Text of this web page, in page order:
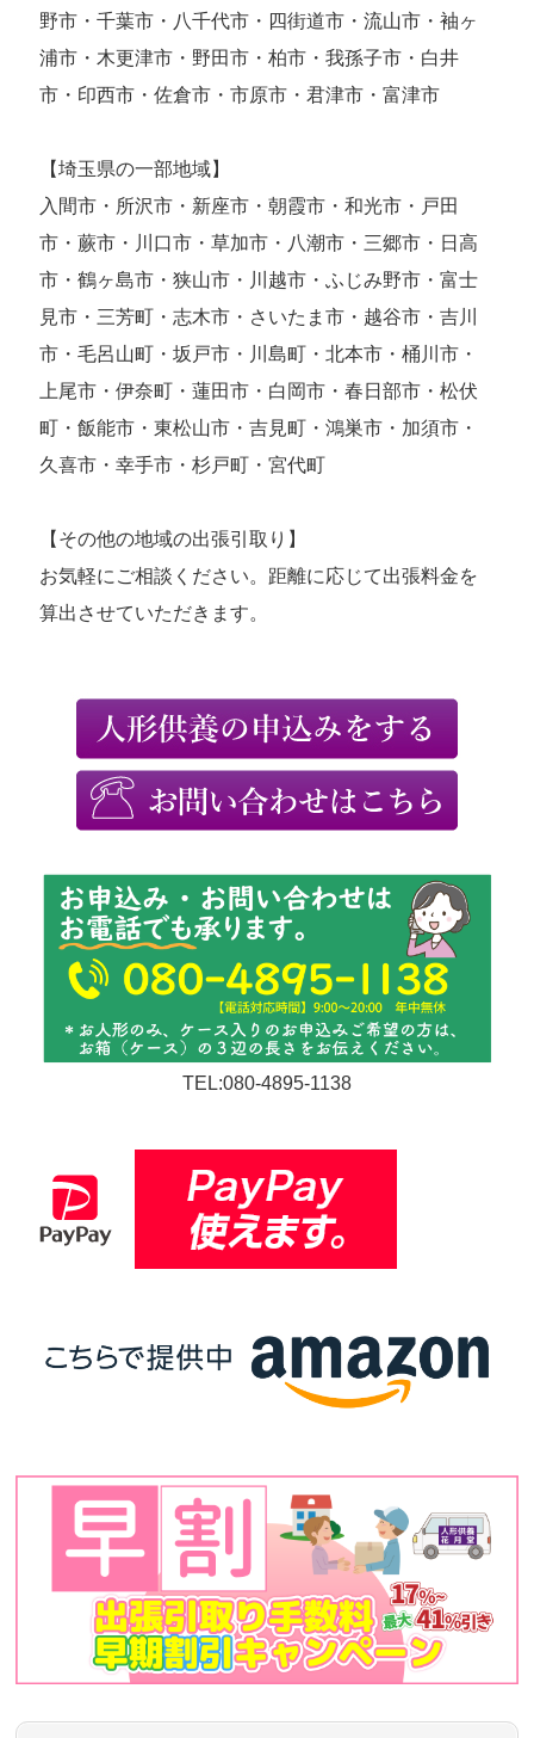
野市・千葉市・八千代市・四街道市・流山市・袖ヶ
浦市・木更津市・野田市・柏市・我孫子市・白井
市・印西市・佐倉市・市原市・君津市・富津市
【埼玉県の一部地域】
入間市・所沢市・新座市・朝霞市・和光市・戸田
市・蕨市・川口市・草加市・八潮市・三郷市・日高
市・鶴ヶ島市・狭山市・川越市・ふじみ野市・富士
見市・三芳町・志木市・さいたま市・越谷市・吉川
市・毛呂山町・坂戸市・川島町・北本市・桶川市・
上尾市・伊奈町・蓮田市・白岡市・春日部市・松伏
町・飯能市・東松山市・吉見町・鴻巣市・加須市・
久喜市・幸手市・杉戸町・宮代町
【その他の地域の出張引取り】
お気軽にご相談ください。距離に応じて出張料金を
算出させていただきます。
TEL:080-4895-1138